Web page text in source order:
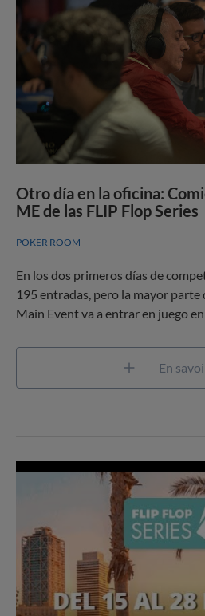
Otro día en la oficina:
ME de las FLIP Flop Series
POKER ROOM
En los dos primeros días de
195 entradas, pero la mayor
Main Event va a entrar en juego
En